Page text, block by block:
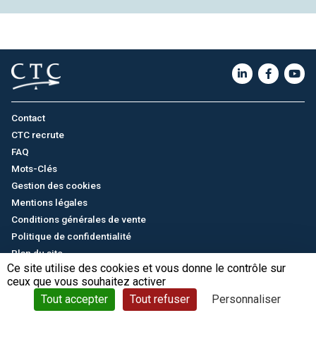
Ce site utilise des cookies et vous donne le contrôle sur
ceux que vous souhaitez activer
Tout accepter
Tout refuser Personnaliser
Contact
CTC recrute
FAQ
Mots-Clés
Gestion des cookies
Mentions légales
Conditions générales de vente
Politique de confidentialité
Plan du site
© CTC - 2026
English/中文